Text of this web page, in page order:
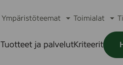
Ympäristöteemat Toimialat
Tuotteet ja palvelutKriteerit